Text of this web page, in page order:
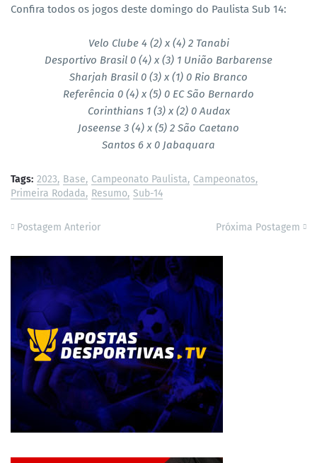
Confira todos os jogos deste domingo do Paulista Sub 14:
Velo Clube 4 (2) x (4) 2 Tanabi
Desportivo Brasil 0 (4) x (3) 1 União Barbarense
Sharjah Brasil 0 (3) x (1) 0 Rio Branco
Referência 0 (4) x (5) 0 EC São Bernardo
Corinthians 1 (3) x (2) 0 Audax
Joseense 3 (4) x (5) 2 São Caetano
Santos 6 x 0 Jabaquara
Tags: 2023 Base Campeonato Paulista Campeonatos
Primeira Rodada Resumo Sub-14
Postagem Anterior Próxima Postagem